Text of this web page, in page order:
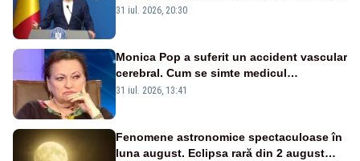
a anunțat importuri și posibile restricții –
31 iul. 2026, 20:30
Monica Pop a suferit un accident vascular
cerebral. Cum se simte medicul
oftalmolog
31 iul. 2026, 13:41
Fenomene astronomice spectaculoase în
luna august. Eclipsa rară din 2 august